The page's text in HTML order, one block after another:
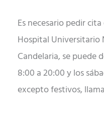
Es necesario pedir
Hospital Universitario
Candelaria, se puede
8:00 a 20:00 y los
excepto festivos,